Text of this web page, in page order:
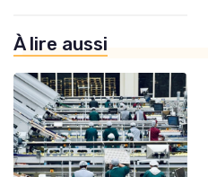
À lire aussi